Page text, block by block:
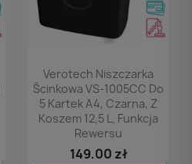
Podgląd
Verotech Niszczarka
Ścinkowa VS-1005CC Do
5 Kartek A4, Czarna, Z
Koszem 12,5 L, Funkcja
Rewersu
149,00 zł